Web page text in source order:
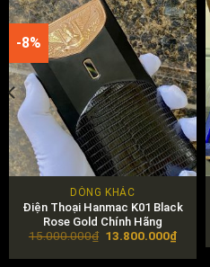
-8%
DÒNG KHÁC
Điện Thoại Hanmac K01 Black
Rose Gold Chính Hãng
15.000.000₫ Original
was:
13.800.000₫Current
is: